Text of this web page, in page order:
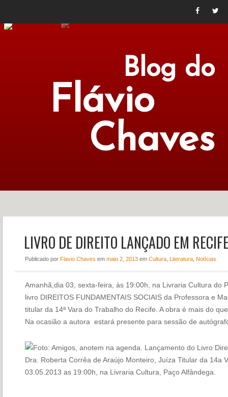
Blog do
Flávio
Chaves
NOTÍCIAS PERFIL
CONTATO
LIVRO DE DIREITO LANÇADO EM
Publicado por Flavio Chaves em maio 2, 2013em Cultura, Literatura, Notícias
Amanhã,dia 03, sexta-feira, às 19:00h, na Livraria Cultura do
livro DIREITOS FUNDAMENTAIS SOCIAIS da Professora e
titular da 14ª Vara do Trabalho do Recife. A obra é mais do
Na ocasião a autora estará presente para sessão de